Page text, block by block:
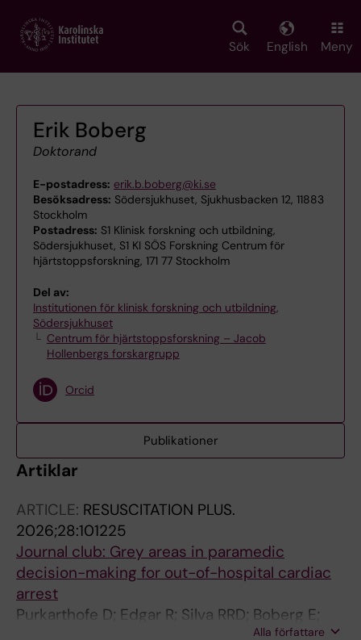
main
Sök English Meny
Erik Boberg
Doktorand
E-postadress: erik.b.boberg@ki.se
Besöksadress: Södersjukhuset, Sjukhusbacken 12, 11883
Stockholm
Postadress: S1 Klinisk forskning och utbildning,
Södersjukhuset, S1 KI SÖS Forskning Centrum för
hjärtstoppsforskning, 171 77 Stockholm
Del av:
Institutionen för klinisk forskning och utbildning,
Södersjukhuset
Centrum för hjärtstoppsforskning – Jacob
Hollenbergs forskargrupp
Orcid
Publikationer
Artiklar
ARTICLE: RESUSCITATION PLUS.
2026;28:101225
Journal club: Grey areas in paramedic
decision-making for out-of-hospital cardiac
arrest
Purkarthofe D; Edgar R; Silva RRD; Boberg E;
Alla författare